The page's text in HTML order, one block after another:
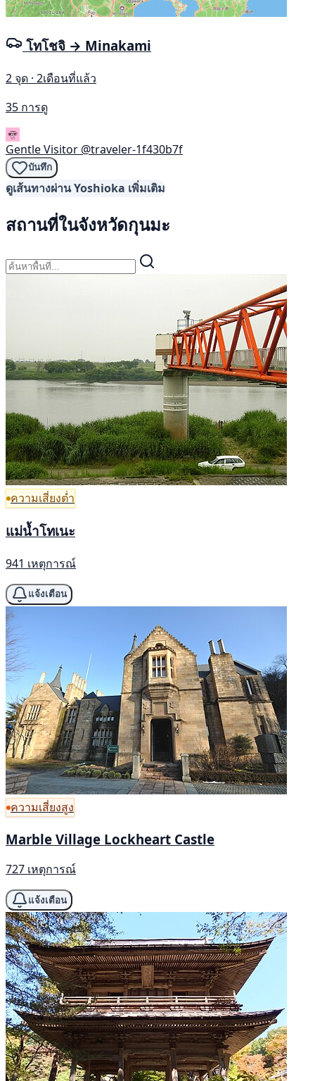
โทโชจิ → Minakami
2 จุด · 2เดือนที่แล้ว
35 การดู
Gentle Visitor @traveler-1f430b7f
บันทึก
ดูเส้นทางผ่าน Yoshioka เพิ่มเติม
สถานที่ในจังหวัดกุนมะ
ความเสี่ยงต่ำ
แม่น้ำโทเนะ
941 เหตุการณ์
แจ้งเตือน
ความเสี่ยงสูง
Marble Village Lockheart Castle
727 เหตุการณ์
แจ้งเตือน